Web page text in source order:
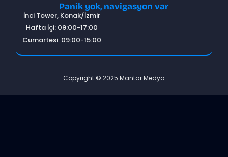
Panik yok, navigasyon var
İnci Tower, Konak/İzmir
Hafta İçi: 09:00-17:00
Cumartesi: 09:00-15:00
Copyright © 2025 Mantar Medya